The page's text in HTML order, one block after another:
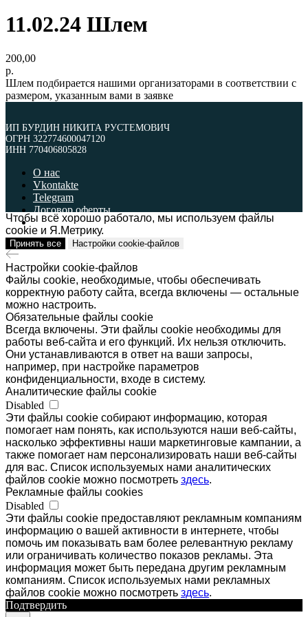
11.02.24 Шлем
200,00
р.
Шлем подбирается нашими организаторами в соответствии с
размером, указанным вами в заявке
ИП БУРДИН НИКИТА РУСТЕМОВИЧ
ОГРН 322774600047120
ИНН 770406805828
О нас
Vkontakte
Telegram
Договор оферты
Политика обработки персональных данных
ИП БУРДИН НИКИТА РУСТЕМОВИЧ
ОГРН 322774600047120
ИНН 770406805828
Наверх
Чтобы всё хорошо работало, мы используем файлы
cookie и Я.Метрику.
Принять все Настройки cookie-файлов
Настройки cookie-файлов
Файлы cookie, необходимые, чтобы обеспечивать
корректную работу сайта, всегда включены — остальные
можно настроить.
Обязательные файлы cookie
Всегда включены. Эти файлы cookie необходимы для
работы веб-сайта и его функций. Их нельзя отключить.
Они устанавливаются в ответ на ваши запросы,
например, при настройке параметров
конфиденциальности, входе в систему.
Аналитические файлы cookie
Disabled
Эти файлы cookie собирают информацию, которая
помогает нам понять, как используются наши веб-сайты,
насколько эффективны наши маркетинговые кампании, а
также помогает нам персонализировать наши веб-сайты
для вас. Список используемых нами аналитических
файлов cookie можно посмотреть здесь.
Рекламные файлы cookies
Disabled
Эти файлы cookie предоставляют рекламным компаниям
информацию о вашей активности в интернете, чтобы
помочь им показывать вам более релевантную рекламу
или ограничивать количество показов рекламы. Эта
информация может быть передана другим рекламным
компаниям. Список используемых нами рекламных
файлов cookie можно посмотреть здесь.
Подтвердить